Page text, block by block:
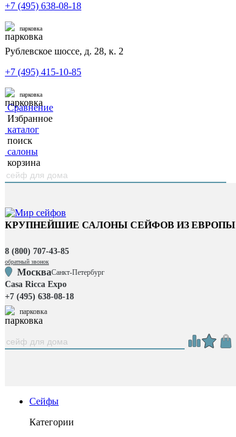
+7 (495) 638-08-18
парковка
Рублевское шоссе, д. 28, к. 2
+7 (495) 415-10-85
парковка
Сравнение
Избранное
каталог
поиск
салоны
корзина
КРУПНЕЙШИЕ САЛОНЫ СЕЙФОВ ИЗ ЕВРОПЫ
8 (800) 707-43-85
обратный звонок
МоскваСанкт-Петербург
Casa Ricca Expo
+7 (495) 638-08-18
парковка
Сейфы
Категории